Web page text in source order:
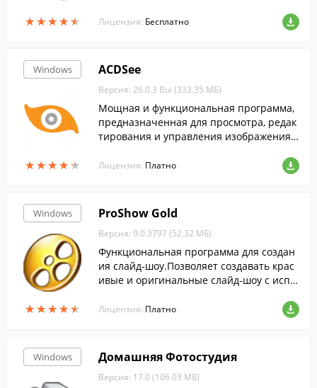
★★★★★
★★★★★ Лицензия: Бесплатно
Windows
★★★★★
★★★★★
ACDSee
Версия: 26.0.3 Bui (333.35 МБ)
Мощная и функциональная программа,
предназначенная для просмотра, редак
тирования и управления изображениям
Лицензия: Платно
Windows
★★★★★
★★★★★
ProShow Gold
Версия: 9.0.3797 (52.32 МБ)
Функциональная программа для создан
ия слайд-шоу.Позволяет создавать крас
ивые и оригинальные слайд-шоу с испо
эффектов, фоновой музыки и видео роли
Лицензия: Платно
Windows Домашняя Фотостудия
Версия: 17.0 (106.03 МБ)